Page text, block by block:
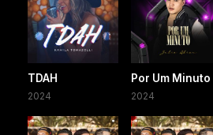
TDAH
2024
Por Um Minuto
2024